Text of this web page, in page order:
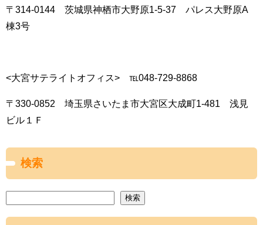
〒314-0144 茨城県神栖市大野原1-5-37 パレス大野原A
棟3号
<大宮サテライトオフィス> ℡048-729-8868
〒330-0852 埼玉県さいたま市大宮区大成町1-481 浅見
ビル１Ｆ
検索
検索